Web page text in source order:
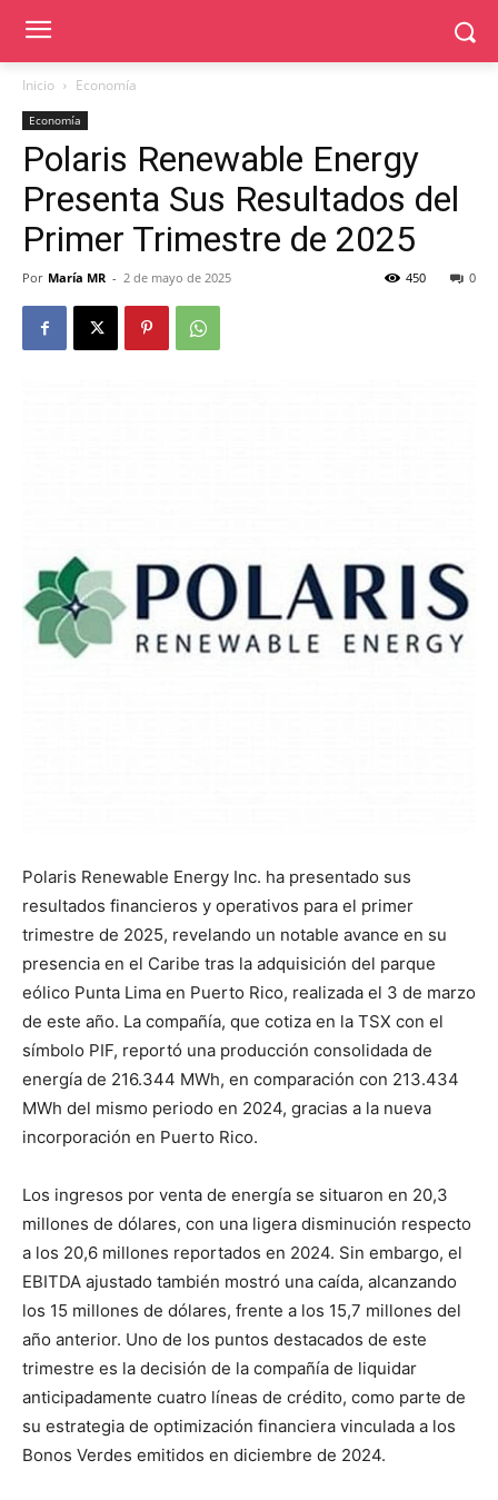
Inicio Economía
Economía
Polaris Renewable Energy
Presenta Sus Resultados del
Primer Trimestre de 2025
Por María MR - 2 de mayo de 2025 0
450
Polaris Renewable Energy Inc. ha presentado sus
resultados financieros y operativos para el primer
trimestre de 2025, revelando un notable avance en su
presencia en el Caribe tras la adquisición del parque
eólico Punta Lima en Puerto Rico, realizada el 3 de marzo
de este año. La compañía, que cotiza en la TSX con el
símbolo PIF, reportó una producción consolidada de
energía de 216.344 MWh, en comparación con 213.434
MWh del mismo periodo en 2024, gracias a la nueva
incorporación en Puerto Rico.
Los ingresos por venta de energía se situaron en 20,3
millones de dólares, con una ligera disminución respecto
a los 20,6 millones reportados en 2024. Sin embargo, el
EBITDA ajustado también mostró una caída, alcanzando
los 15 millones de dólares, frente a los 15,7 millones del
año anterior. Uno de los puntos destacados de este
trimestre es la decisión de la compañía de liquidar
anticipadamente cuatro líneas de crédito, como parte de
su estrategia de optimización financiera vinculada a los
Bonos Verdes emitidos en diciembre de 2024.